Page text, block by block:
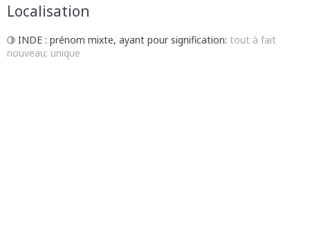
Localisation
INDE : prénom mixte, ayant pour signification: tout à fait
nouveau; unique